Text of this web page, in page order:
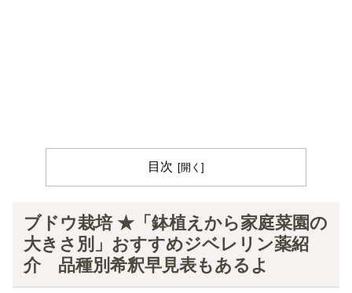
目次
ブドウ栽培 ★「鉢植えから家庭菜園の
大きさ別」おすすめジベレリン薬紹
介 品種別希釈早見表もあるよ